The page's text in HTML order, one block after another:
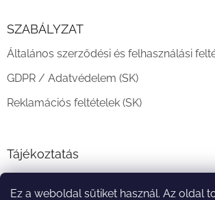
Ez a weboldal sütiket használ. Az oldal
SZABÁLYZAT
Általános szerződési és felhasználási
GDPR / Adatvédelem (SK)
Reklamációs feltételek (SK)
Tájékoztatás